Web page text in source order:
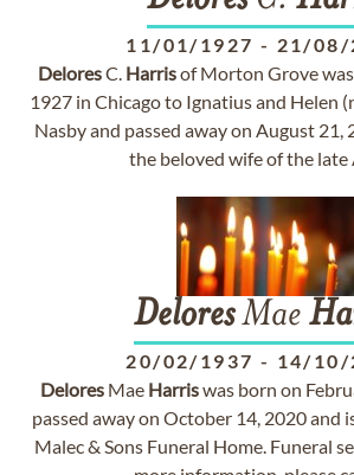
11/01/1927 - 21/08/
DeloresC. Harrisof Morton Grove
1927 in Chicago to Ignatius and Helen
Nasby and passed away on August 21,
the beloved wife of the late
DeloresMae
20/02/1937 - 14/10/
Delores Mae Harriswas born on
passed away on October 14, 2020 and
Malec & Sons Funeral Home. Funeral